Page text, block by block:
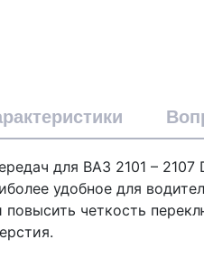
для ВАЗ 2101 –
удобное для
четкость